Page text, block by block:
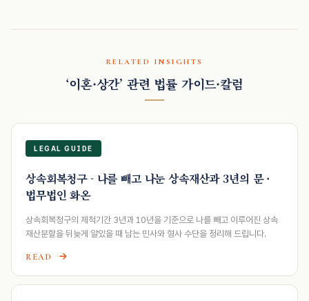
RELATED INSIGHTS
‘이혼·상간’ 관련 법률 가이드·칼럼
LEGAL GUIDE
상속회복청구 - 나를 빼고 나눈 상속재산과 3년의 문 ·
법무법인 화온
상속회복청구의 제척기간 3년과 10년을 기준으로 나를 빼고 이루어진 상속
재산분할을 뒤늦게 알았을 때 남는 민사와 형사 수단을 정리해 드립니다.
READ